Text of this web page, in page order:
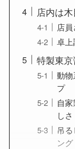
店内は
店
卓
特製東
動
プ
自
しさ
吊
ング